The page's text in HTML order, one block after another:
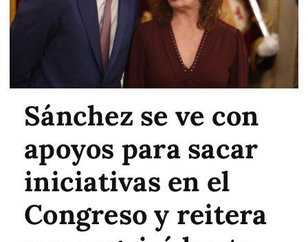
Sánchez se ve con
apoyos para sacar
iniciativas en el
Congreso y reitera